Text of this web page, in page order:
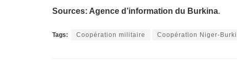
Sources: Agence d’information du Burkina.
Tags: Coopération militaire Coopération Niger-